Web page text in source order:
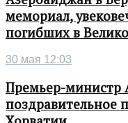
мемориал,
погибших в
30 мая 12:03
Премьер-министр
поздравительное